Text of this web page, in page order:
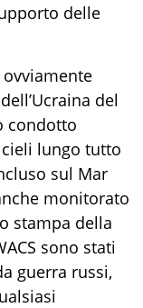
delle
ovviamente
del
condotto
lungo tutto
sul Mar
monitorato
stampa della
sono stati
guerra russi,